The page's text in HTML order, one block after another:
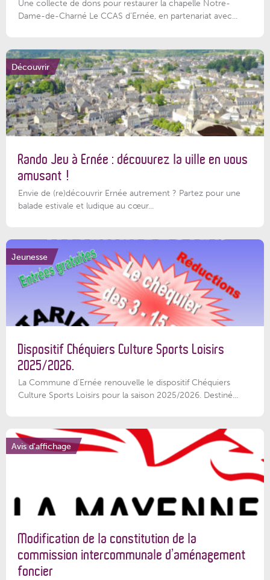
Une collecte de dons pour restaurer la chapelle Notre-
Dame-de-Charné Le CCAS d’Ernée, en partenariat avec...
Découvrir
Rando Jeu à Ernée : découvrez la ville en vous
amusant !
Envie de (re)découvrir Ernée autrement ? Partez pour une
balade estivale et ludique au cœur...
Jeunesse
Dispositif Chéquiers Culture Sports Loisirs
2025/2026.
La Commune d'Ernée renouvelle le dispositif Chéquiers
Culture Sports Loisirs pour la saison 2025/2026. Destiné...
Avis d'affichage
Modification de la constitution de la
commission intercommunale d’aménagement
foncier